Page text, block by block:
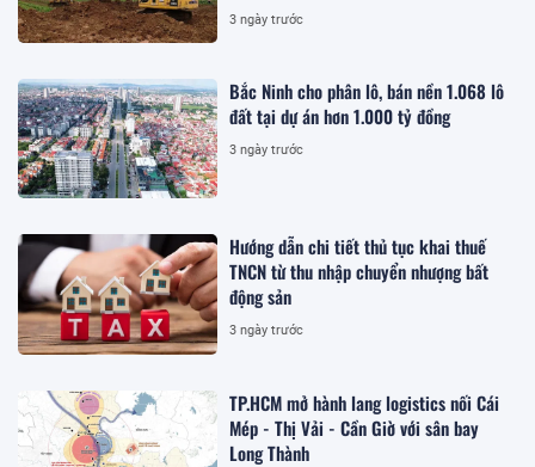
3 ngày trước
Bắc Ninh cho phân lô, bán nền 1.068 lô
đất tại dự án hơn 1.000 tỷ đồng
3 ngày trước
Hướng dẫn chi tiết thủ tục khai thuế
TNCN từ thu nhập chuyển nhượng bất
động sản
3 ngày trước
TP.HCM mở hành lang logistics nối Cái
Mép - Thị Vải - Cần Giờ với sân bay
Long Thành